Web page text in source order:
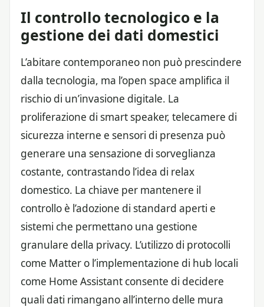
Il controllo tecnologico e la
gestione dei dati domestici
L’abitare contemporaneo non può prescindere
dalla tecnologia, ma l’open space amplifica il
rischio di un’invasione digitale. La
proliferazione di smart speaker, telecamere di
sicurezza interne e sensori di presenza può
generare una sensazione di sorveglianza
costante, contrastando l’idea di relax
domestico. La chiave per mantenere il
controllo è l’adozione di standard aperti e
sistemi che permettano una gestione
granulare della privacy. L’utilizzo di protocolli
come Matter o l’implementazione di hub locali
come Home Assistant consente di decidere
quali dati rimangano all’interno delle mura